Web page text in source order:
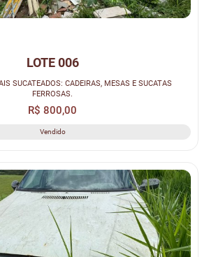
LOTE 006
SUCATEADOS: CADEIRAS, MESAS E SUCATAS
FERROSAS.
R$ 800,00
Vendido